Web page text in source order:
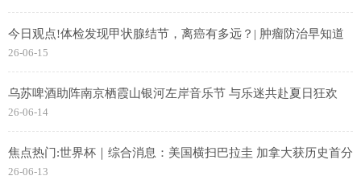
今日观点!体检发现甲状腺结节，离癌有多远？| 肿瘤防治早知道
26-06-15
乌苏啤酒助阵南京栖霞山银河左岸音乐节 与乐迷共赴夏日狂欢
26-06-14
焦点热门:世界杯｜综合消息：美国横扫巴拉圭 加拿大获历史首分
26-06-13